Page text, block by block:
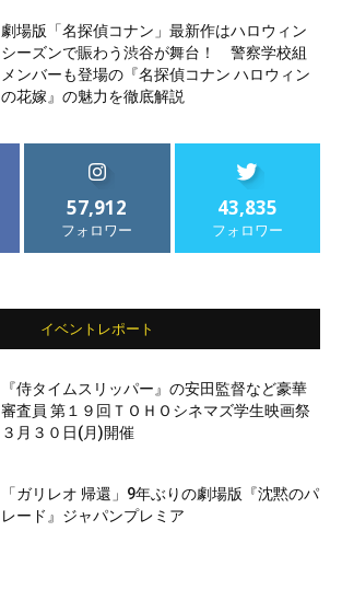
劇場版「名探偵コナン」最新作はハロウィン
シーズンで賑わう渋谷が舞台！ 警察学校組
メンバーも登場の『名探偵コナン ハロウィン
の花嫁』の魅力を徹底解説
57,912
フォロワー
43,835
フォロワー
イベントレポート
『侍タイムスリッパー』の安田監督など豪華
審査員 第１９回ＴＯＨＯシネマズ学生映画祭
３月３０日(月)開催
「ガリレオ 帰還」9年ぶりの劇場版『沈黙のパ
レード』ジャパンプレミア